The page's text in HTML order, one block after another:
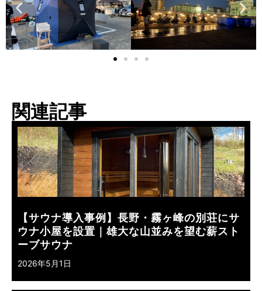
関連記事
【サウナ導入事例】長野・霧ヶ峰の別荘にサ
ウナ小屋を設置｜雄大な山並みを望む薪スト
ーブサウナ
2026年5月1日